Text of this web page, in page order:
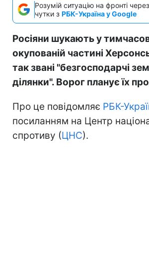
Розумій ситуацію на фронті
чутки з РБК-Україна у Google
Росіяни шукають у
окупованій частині
так звані "безгосподарчі
ділянки". Ворог планує їх
Про це повідомляє РБК-
посиланням на Центр
спротиву (ЦНС).